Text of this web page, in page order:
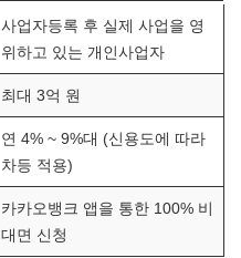
사업자등록 후 실제 사업을 영
위하고 있는 개인사업자
최대 3억 원
연 4% ~ 9%대 (신용도에 따라
차등 적용)
카카오뱅크 앱을 통한 100% 비
대면 신청